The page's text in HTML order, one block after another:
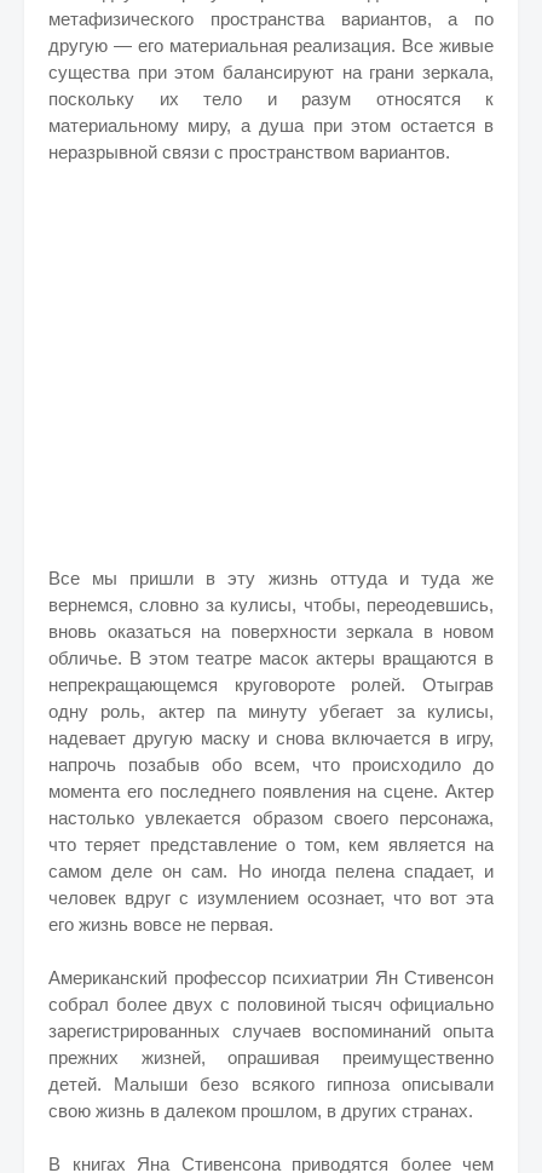
метафизического пространства вариантов, а по
другую — его материальная реализация. Все живые
существа при этом балансируют на грани зеркала,
поскольку их тело и разум относятся к
материальному миру, а душа при этом остается в
неразрывной связи с пространством вариантов.
Все мы пришли в эту жизнь оттуда и туда же
вернемся, словно за кулисы, чтобы, переодевшись,
вновь оказаться на поверхности зеркала в новом
обличье. В этом театре масок актеры вращаются в
непрекращающемся круговороте ролей. Отыграв
одну роль, актер па минуту убегает за кулисы,
надевает другую маску и снова включается в игру,
напрочь позабыв обо всем, что происходило до
момента его последнего появления на сцене. Актер
настолько увлекается образом своего персонажа,
что теряет представление о том, кем является на
самом деле он сам. Но иногда пелена спадает, и
человек вдруг с изумлением осознает, что вот эта
его жизнь вовсе не первая.
Американский профессор психиатрии Ян Стивенсон
собрал более двух с половиной тысяч официально
зарегистрированных случаев воспоминаний опыта
прежних жизней, опрашивая преимущественно
детей. Малыши безо всякого гипноза описывали
свою жизнь в далеком прошлом, в других странах.
В книгах Яна Стивенсона приводятся более чем